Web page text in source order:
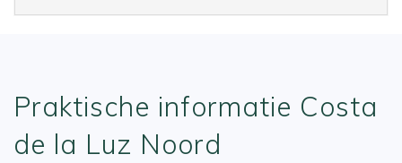
Praktische informatie Costa
de la Luz Noord